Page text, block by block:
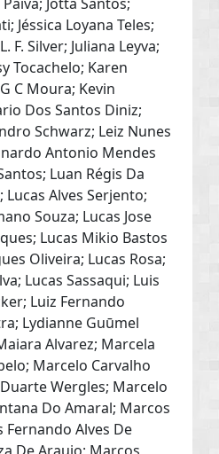
Jéssica Loyana Teles;
F. Silver; Juliana Leyva;
Tocachelo; Karen
C Moura; Kevin
Dos Santos Diniz;
Schwarz; Leiz Nunes
Antonio Mendes
Luan Régis Da
Lucas Alves Serjento;
Souza; Lucas Jose
Lucas Mikio Bastos
Oliveira; Lucas Rosa;
Lucas Sassaqui; Luis
Luiz Fernando
Lydianne Guūmel
Alvarez; Marcela
Marcelo Carvalho
Wergles; Marcelo
Do Amaral; Marcos
Alves De